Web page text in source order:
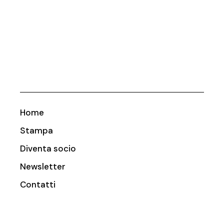
Home
Stampa
Diventa socio
Newsletter
Contatti